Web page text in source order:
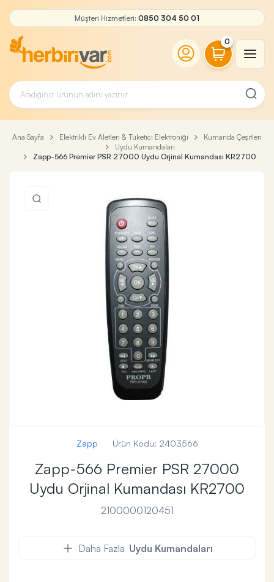
Müşteri Hizmetleri: 0850 304 50 01
0
Ana Sayfa Elektrikli Ev Aletleri & Tüketici Elektroniği
Kumanda Çeşitleri
Uydu Kumandaları
Zapp-566 Premier PSR 27000 Uydu Orjinal Kumandası KR2700
Zapp Ürün Kodu: 2403566
Zapp-566 Premier PSR 27000
Uydu Orjinal Kumandası KR2700
2100000120451
Daha Fazla Uydu Kumandaları